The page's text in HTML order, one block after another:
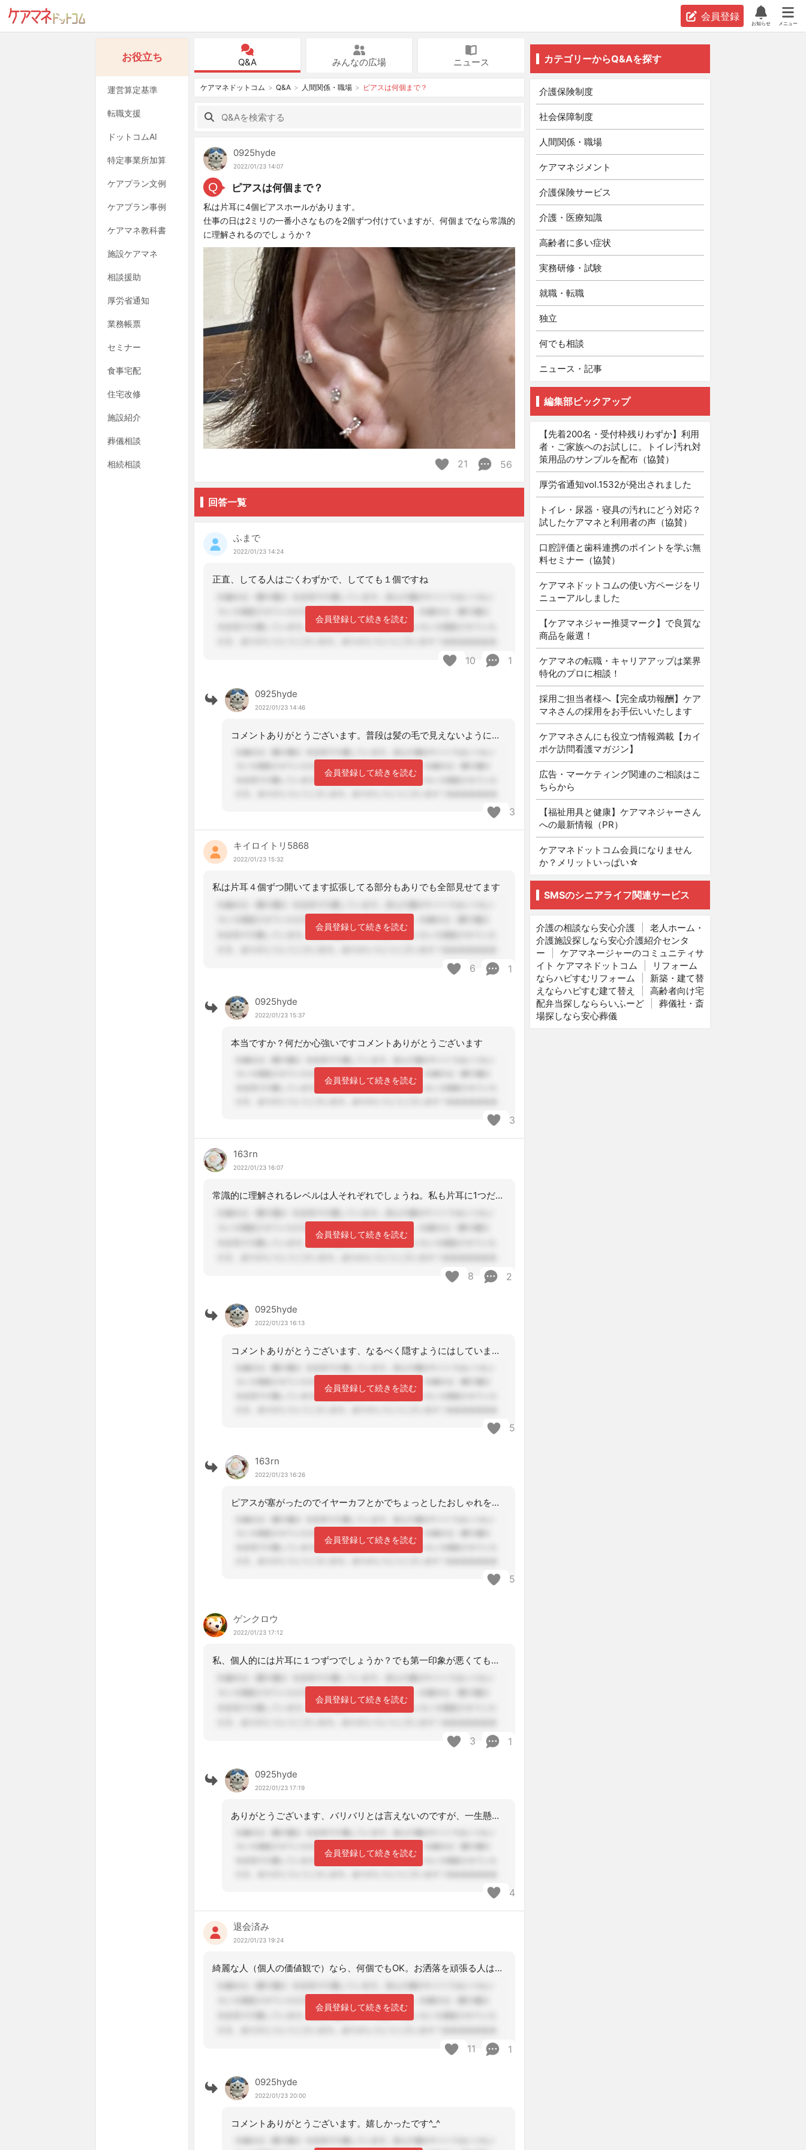
会員登録
お知らせ メニュー
お役立ち
運営算定基準
転職支援
ドットコムAI
特定事業所加算
ケアプラン文例
ケアプラン事例
ケアマネ教科書
施設ケアマネ
相談援助
厚労省通知
業務帳票
セミナー
食事宅配
住宅改修
施設紹介
葬儀相談
相続相談
Q&A みんなの広場 ニュース
ケアマネドットコム Q&A 人間関係・職場 ピアスは何個まで？
0925hyde
2022/01/23 14:07
Q ピアスは何個まで？
私は片耳に4個ピアスホールがあります。
仕事の日は2ミリの一番小さなものを2個ずつ付けていますが、何個までなら常識的
に理解されるのでしょうか？
21 56
回答一覧
ふまで
2022/01/23 14:24
正直、してる人はごくわずかで、してても１個ですね
会員登録して続きを読む
10 1
0925hyde
2022/01/23 14:46
コメントありがとうございます。普段は髪の毛で見えないようにしてるのですが、やはり
会員登録して続きを読む
3
キイロイトリ5868
2022/01/23 15:32
私は片耳４個ずつ開いてます拡張してる部分もありでも全部見せてます
会員登録して続きを読む
6 1
0925hyde
2022/01/23 15:37
本当ですか？何だか心強いですコメントありがとうございます
会員登録して続きを読む
3
163rn
2022/01/23 16:07
常識的に理解されるレベルは人それぞれでしょうね。私も片耳に1つだけ開けてましたが
会員登録して続きを読む
8 2
0925hyde
2022/01/23 16:13
コメントありがとうございます、なるべく隠すようにはしています。そろそろ塞いでも良
会員登録して続きを読む
5
163rn
2022/01/23 16:26
ピアスが塞がったのでイヤーカフとかでちょっとしたおしゃれを楽しんでますよ。とれそ
会員登録して続きを読む
5
ゲンクロウ
2022/01/23 17:12
私、個人的には片耳に１つずつでしょうか？でも第一印象が悪くても仕事で関わる人なら
会員登録して続きを読む
3 1
0925hyde
2022/01/23 17:19
ありがとうございます、バリバリとは言えないのですが、一生懸命にはやっています。髪
会員登録して続きを読む
4
退会済み
2022/01/23 19:24
綺麗な人（個人の価値観で）なら、何個でもOK。お洒落を頑張る人は、大好きです。
会員登録して続きを読む
11 1
0925hyde
2022/01/23 20:00
コメントありがとうございます。嬉しかったです^_^
カテゴリーからQ&Aを探す
介護保険制度
社会保障制度
人間関係・職場
ケアマネジメント
介護保険サービス
介護・医療知識
高齢者に多い症状
実務研修・試験
就職・転職
独立
何でも相談
ニュース・記事
編集部ピックアップ
【先着200名・受付枠残りわずか】利用
者・ご家族へのお試しに。トイレ汚れ対
策用品のサンプルを配布（協賛）
厚労省通知vol.1532が発出されました
トイレ・尿器・寝具の汚れにどう対応？
試したケアマネと利用者の声（協賛）
口腔評価と歯科連携のポイントを学ぶ無
料セミナー（協賛）
ケアマネドットコムの使い方ページをリ
ニューアルしました
【ケアマネジャー推奨マーク】で良質な
商品を厳選！
ケアマネの転職・キャリアアップは業界
特化のプロに相談！
採用ご担当者様へ【完全成功報酬】ケア
マネさんの採用をお手伝いいたします
ケアマネさんにも役立つ情報満載【カイ
ポケ訪問看護マガジン】
広告・マーケティング関連のご相談はこ
ちらから
【福祉用具と健康】ケアマネジャーさん
への最新情報（PR）
ケアマネドットコム会員になりません
か？メリットいっぱい☆
SMSのシニアライフ関連サービス
介護の相談なら安心介護
老人ホーム・
介護施設探しなら安心介護紹介センタ
ー
ケアマネージャーのコミュニティサ
イト ケアマネドットコム
リフォーム
ならハピすむリフォーム
新築・建て替
えならハピすむ建て替え
高齢者向け宅
配弁当探しなららいふーど
葬儀社・斎
場探しなら安心葬儀